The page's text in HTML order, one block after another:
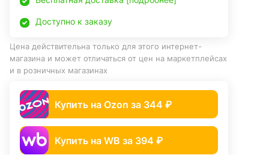
Доступно к заказу
Цена действительна только для этого интернет-
магазина и может отличаться от цен на маркетплейсах
и в розничных магазинах
Купить на Ozon за 344 ₽
Купить на WB за 394 ₽